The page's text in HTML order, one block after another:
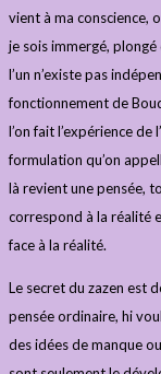
vient à ma conscience,
je sois immergé,
l’un n’existe pas
fonctionnement de
l’on fait l’expérience de
formulation qu’on
là revient une pensée,
correspond à la réalité
face à la réalité.
Le secret du zazen est
pensée ordinaire, hi
des idées de manque